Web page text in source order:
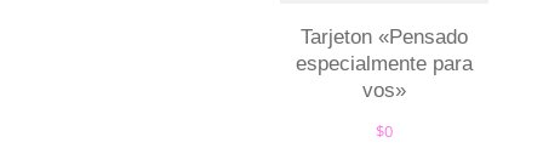
Tarjeton «Pensado
especialmente para
vos»
$0